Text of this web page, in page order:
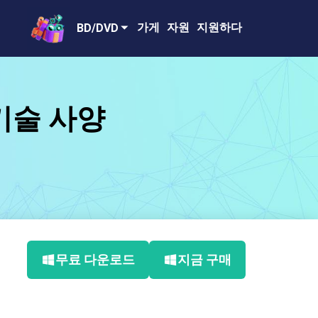
BD/DVD 가게 자원 지원하다
술 사양
무료 다운로드 지금 구매